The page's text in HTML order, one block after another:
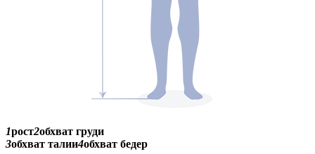
1рост2обхват груди
3обхват талии4обхват бедер